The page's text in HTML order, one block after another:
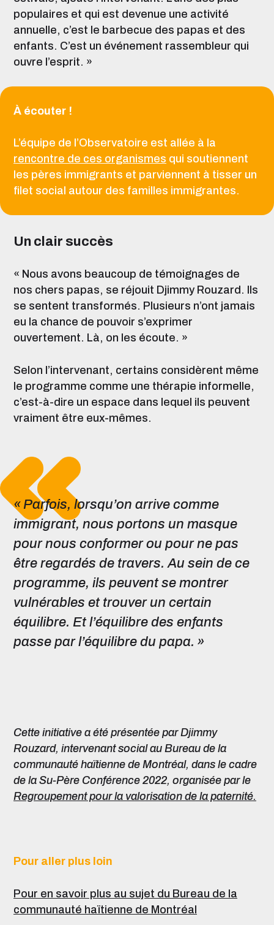
populaires et qui est devenue une activité
annuelle, c’est le barbecue des papas et des
enfants. C’est un événement rassembleur qui
ouvre l’esprit. »
À écouter !
L’équipe de l’Observatoire est allée à la
rencontre de ces organismes qui soutiennent
les pères immigrants et parviennent à tisser un
filet social autour des familles immigrantes.
Un clair succès
« Nous avons beaucoup de témoignages de
nos chers papas, se réjouit Djimmy Rouzard. Ils
se sentent transformés. Plusieurs n’ont jamais
eu la chance de pouvoir s’exprimer
ouvertement. Là, on les écoute. »
Selon l’intervenant, certains considèrent même
le programme comme une thérapie informelle,
c’est-à-dire un espace dans lequel ils peuvent
vraiment être eux-mêmes.
« Parfois, lorsqu’on arrive comme
immigrant, nous portons un masque
pour nous conformer ou pour ne pas
être regardés de travers. Au sein de ce
programme, ils peuvent se montrer
vulnérables et trouver un certain
équilibre. Et l’équilibre des enfants
passe par l’équilibre du papa. »
Cette initiative a été présentée par Djimmy
Rouzard, intervenant social au Bureau de la
communauté haïtienne de Montréal, dans le cadre
de la Su-Père Conférence 2022, organisée par le
Regroupement pour la valorisation de la paternité.
Pour aller plus loin
Pour en savoir plus au sujet du Bureau de la
communauté haïtienne de Montréal